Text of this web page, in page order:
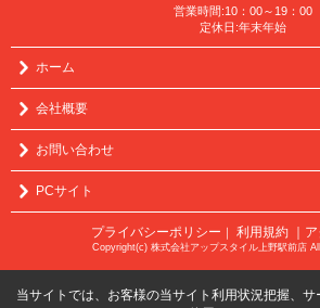
営業時間:10：00～19：00
定休日:年末年始
ホーム
会社概要
お問い合わせ
PCサイト
プライバシーポリシー 利用規約 ｜
Copyright(c) 株式会社アップスタイル上野駅前店
当サイトでは、お客様の当サイト利用状況把握、サ